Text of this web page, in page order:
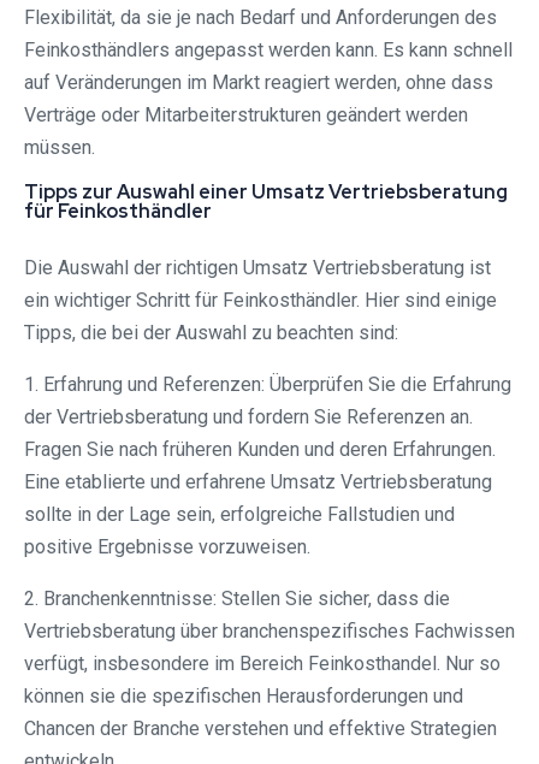
Flexibilität, da sie je nach Bedarf und Anforderungen des
Feinkosthändlers angepasst werden kann. Es kann schnell
auf Veränderungen im Markt reagiert werden, ohne dass
Verträge oder Mitarbeiterstrukturen geändert werden
müssen.
Tipps zur Auswahl einer Umsatz Vertriebsberatung
für Feinkosthändler
Die Auswahl der richtigen Umsatz Vertriebsberatung ist
ein wichtiger Schritt für Feinkosthändler. Hier sind einige
Tipps, die bei der Auswahl zu beachten sind:
1. Erfahrung und Referenzen: Überprüfen Sie die Erfahrung
der Vertriebsberatung und fordern Sie Referenzen an.
Fragen Sie nach früheren Kunden und deren Erfahrungen.
Eine etablierte und erfahrene Umsatz Vertriebsberatung
sollte in der Lage sein, erfolgreiche Fallstudien und
positive Ergebnisse vorzuweisen.
2. Branchenkenntnisse: Stellen Sie sicher, dass die
Vertriebsberatung über branchenspezifisches Fachwissen
verfügt, insbesondere im Bereich Feinkosthandel. Nur so
können sie die spezifischen Herausforderungen und
Chancen der Branche verstehen und effektive Strategien